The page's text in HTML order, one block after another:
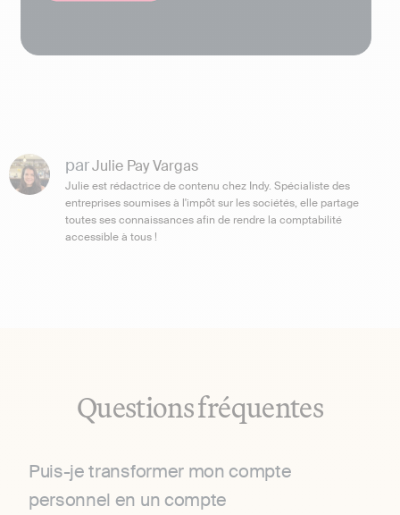
parJulie Pay Vargas
Julie est rédactrice de contenu chez Indy. Spécialiste des
entreprises soumises à l'impôt sur les sociétés, elle partage
toutes ses connaissances afin de rendre la comptabilité
accessible à tous !
Questions fréquentes
Puis-je transformer mon compte
personnel en un compte